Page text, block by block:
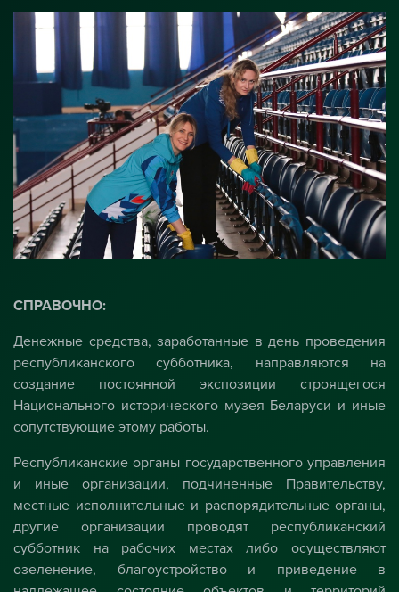
СПРАВОЧНО:
Денежные средства, заработанные в день проведения
республиканского субботника, направляются на
создание постоянной экспозиции строящегося
Национального исторического музея Беларуси и иные
сопутствующие этому работы.
Республиканские органы государственного управления
и иные организации, подчиненные Правительству,
местные исполнительные и распорядительные органы,
другие организации проводят республиканский
субботник на рабочих местах либо осуществляют
озеленение, благоустройство и приведение в